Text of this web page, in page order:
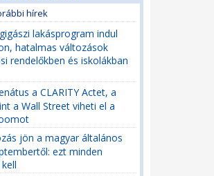
hírek
lakásprogram indul
hatalmas változások
rendelőkben és iskolákban
a CLARITY Actet, a
a Wall Street viheti el a
jön a magyar általános
ezt minden